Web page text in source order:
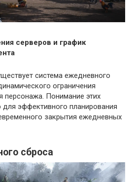
серверов и график
система ежедневного
ограничения
персонажа. Понимание этих
эффективного планирования
закрытия ежедневных
сброса